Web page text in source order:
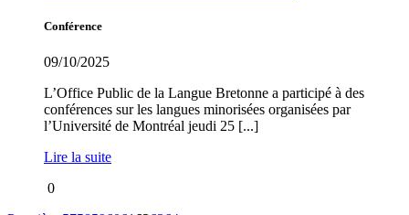
Conférence
09/10/2025
L’Office Public de la Langue Bretonne a participé à des
conférences sur les langues minorisées organisées par
l’Université de Montréal jeudi 25 [...]
Lire la suite
0